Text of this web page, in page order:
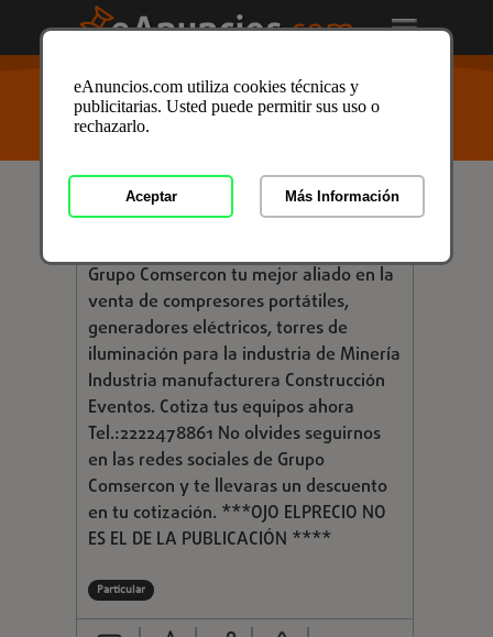
USTED ESTÁ AQUÍ>Anuncios clasificados/ Negocios
Maquinaria/Maquinaria en Zaragoza/ Anuncio ID:
4002471
€ 72.620,00
Grupo Comsercon tu mejor aliado en la
venta de compresores portátiles,
generadores eléctricos, torres de
iluminación para la industria de Minería
Industria manufacturera Construcción
Eventos. Cotiza tus equipos ahora
Tel.:2222478861 No olvides seguirnos
en las redes sociales de Grupo
Comsercon y te llevaras un descuento
en tu cotización. ***OJO ELPRECIO NO
ES EL DE LA PUBLICACIÓN ****
Particular
eAnuncios.com utiliza cookies técnicas y
publicitarias. Usted puede permitir sus uso o
rechazarlo.
Aceptar Más Información